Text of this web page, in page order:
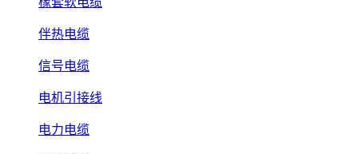
伴热电缆
信号电缆
电机引接线
电力电缆